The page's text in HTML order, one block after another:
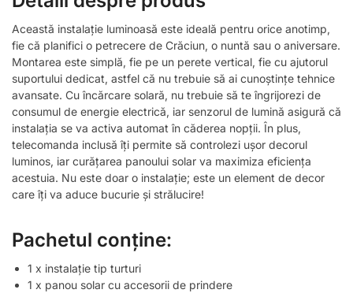
Această instalație luminoasă este ideală pentru orice anotimp,
fie că planifici o petrecere de Crăciun, o nuntă sau o aniversare.
Montarea este simplă, fie pe un perete vertical, fie cu ajutorul
suportului dedicat, astfel că nu trebuie să ai cunoștințe tehnice
avansate. Cu încărcare solară, nu trebuie să te îngrijorezi de
consumul de energie electrică, iar senzorul de lumină asigură că
instalația se va activa automat în căderea nopții. În plus,
telecomanda inclusă îți permite să controlezi ușor decorul
luminos, iar curățarea panoului solar va maximiza eficiența
acestuia. Nu este doar o instalație; este un element de decor
care îți va aduce bucurie și strălucire!
Pachetul conține:
1 x instalație tip turturi
1 x panou solar cu accesorii de prindere